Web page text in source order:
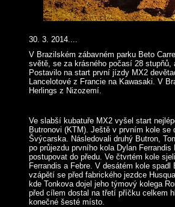
30. 3. 2014....
V Brazilském zábavném parku Beto
světě, se za krásného počasí 28
Postavilo na start první jízdy MX2
Lancelotové z Francie na Kawasaki. V
Herlings z Nizozemí.
Ve slabší kubatuře MX2 vyšel start
Butronovi (KTM). Ještě v prvním kole se
Švýcarska. Následovali druhý Butron,
po průjezdu prvního kola Dylan
postupovat do předu. Ve čtvrtém kole
Ferrandis a Febre. V desátém kole
vzápětí se před fabrického jezdce
kde Tonkova dojel jeho týmový kolega
před cílem dostal na třetí příčku celkem
konečné šesté místo.